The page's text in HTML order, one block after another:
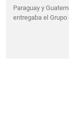
Paraguay y
entregaba el